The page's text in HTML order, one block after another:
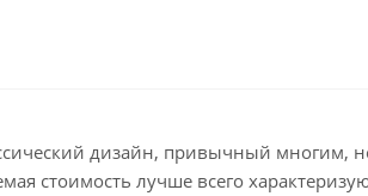
дизайн, привычный
стоимость лучше всего